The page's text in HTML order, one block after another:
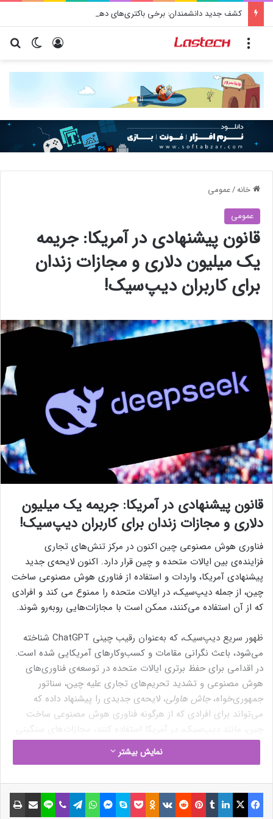
تغییر ورود
خانه/عمومی
عمومی
قانون پیشنهادی در آمریکا: جریمه
یک میلیون دلاری و مجازات زندان
برای کاربران دیپ‌سیک!
قانون پیشنهادی در آمریکا: جریمه یک میلیون
دلاری و مجازات زندان برای کاربران دیپ‌سیک!
فناوری هوش مصنوعی چین اکنون در مرکز تنش‌های تجاری
فزاینده‌ی بین ایالات متحده و چین قرار دارد. اکنون لایحه‌ی جدید
پیشنهادی آمریکا، واردات و استفاده از فناوری هوش مصنوعی ساخت
چین، از جمله دیپ‌سیک، در ایالات متحده را ممنوع می کند و افرادی
که از آن استفاده می‌کنند، ممکن است با مجازات‌هایی روبه‌رو شوند.
ظهور سریع دیپ‌سیک، که به‌عنوان رقیب چینی ChatGPT شناخته
می‌شود، باعث نگرانی مقامات و کسب‌وکارهای آمریکایی شده است.
در اقدامی برای حفظ برتری ایالات متحده در توسعه‌ی فناوری‌های
هوش مصنوعی و تشدید تحریم‌های تجاری علیه چین، سناتور
جمهوری‌خواه،جاش هاولی، لایحه‌ی جدیدی را پیشنهاد داده که
می‌تواند برای افرادی که از هرگونه فناوری هوش مصنوعی ساخت
چین، مانند دیپ‌سیک، در آمریکا استفاده کنند، مجازات‌های سنگینی
در نظر بگیرد.
قابلیت‌های هوش مصنوعی در جمهوری خلق چین و سایر موارد
مرتبط منع کند. همچنین پیشنهاد می‌کند که ۱۸۰ روز پس از تصویب،
نمایش بیشتر
فیسبوک ایکس لینکداین تامبلر پینتریست Reddit
VKontakte
Odnoklassniki پاکت اسکایپ مسنجر واتس آپ تلگرام وایبر لاین اشتراک گذاری با ایمیل